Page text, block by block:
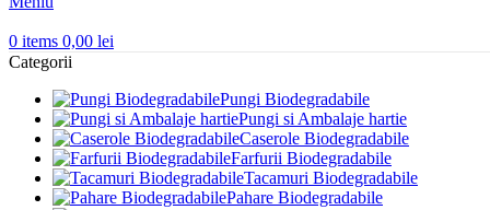
0 items 0,00 lei
Categorii
Pungi Biodegradabile
Pungi si Ambalaje hartie
Caserole Biodegradabile
Farfurii Biodegradabile
Tacamuri Biodegradabile
Pahare Biodegradabile